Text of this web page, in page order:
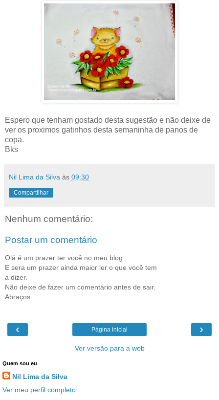
Espero que tenham gostado desta sugestão e não deixe de
ver os proximos gatinhos desta semaninha de panos de
copa.
Bks
Nil Lima da Silva às 09:30
Compartilhar
Nenhum comentário:
Postar um comentário
Olá é um prazer ter você no meu blog
E sera um prazer ainda maior ler o que você tem
a dizer.
Não deixe de fazer um comentário antes de sair.
Abraços.
‹ ›
Página inicial
Ver versão para a web
Quem sou eu
Nil Lima da Silva
Ver meu perfil completo